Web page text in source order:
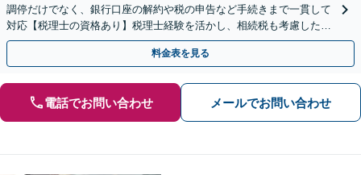
調停だけでなく、銀行口座の解約や税の申告など手続きまで一貫して
対応【税理士の資格あり】税理士経験を活かし、相続税も考慮した相
続手続きもお任せください【初回相談無料】生前贈与も対応
料金表を見る
電話でお問い合わせ メールでお問い合わせ